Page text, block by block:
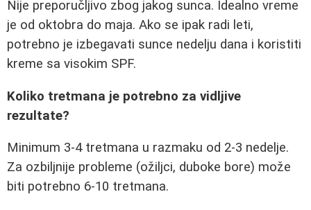
Nije preporučljivo zbog jakog sunca. Idealno vreme
je od oktobra do maja. Ako se ipak radi leti,
potrebno je izbegavati sunce nedelju dana i koristiti
kreme sa visokim SPF.
Koliko tretmana je potrebno za vidljive
rezultate?
Minimum 3-4 tretmana u razmaku od 2-3 nedelje.
Za ozbiljnije probleme (ožiljci, duboke bore) može
biti potrebno 6-10 tretmana.